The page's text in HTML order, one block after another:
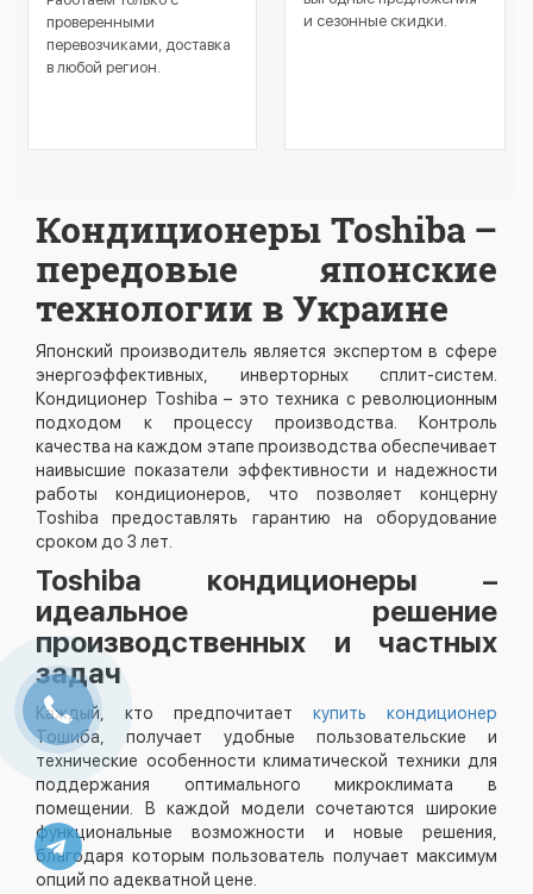
проверенными
перевозчиками, доставка
в любой регион.
и сезонные скидки.
Кондиционеры Toshiba –
передовые японские
технологии в Украине
Японский производитель является экспертом в сфере
энергоэффективных, инверторных сплит-систем.
Кондиционер Toshiba – это техника с революционным
подходом к процессу производства. Контроль
качества на каждом этапе производства обеспечивает
наивысшие показатели эффективности и надежности
работы кондиционеров, что позволяет концерну
Toshiba предоставлять гарантию на оборудование
сроком до 3 лет.
Toshiba кондиционеры –
идеальное решение
производственных и частных
задач
Каждый, кто предпочитает купить кондиционер
Тошиба, получает удобные пользовательские и
технические особенности климатической техники для
поддержания оптимального микроклимата в
помещении. В каждой модели сочетаются широкие
функциональные возможности и новые решения,
благодаря которым пользователь получает максимум
опций по адекватной цене.